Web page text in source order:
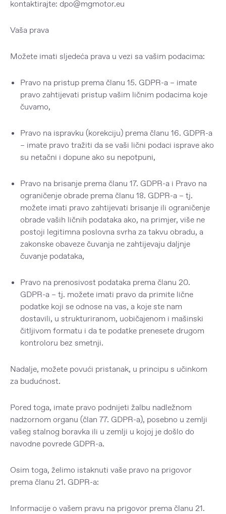
kontaktirajte: dpo@mgmotor.eu
Vaša prava
Možete imati sljedeća prava u vezi sa vašim podacima:
Pravo na pristup prema članu 15. GDPR-a – imate
pravo zahtijevati pristup vašim ličnim podacima koje
čuvamo,
Pravo na ispravku (korekciju) prema članu 16. GDPR-a
– imate pravo tražiti da se vaši lični podaci isprave ako
su netačni i dopune ako su nepotpuni,
Pravo na brisanje prema članu 17. GDPR-a i Pravo na
ograničenje obrade prema članu 18. GDPR-a – tj.
možete imati pravo zahtijevati brisanje ili ograničenje
obrade vaših ličnih podataka ako, na primjer, više ne
postoji legitimna poslovna svrha za takvu obradu, a
zakonske obaveze čuvanja ne zahtijevaju daljnje
čuvanje podataka,
Pravo na prenosivost podataka prema članu 20.
GDPR-a – tj. možete imati pravo da primite lične
podatke koji se odnose na vas, a koje ste nam
dostavili, u strukturiranom, uobičajenom i mašinski
čitljivom formatu i da te podatke prenesete drugom
kontroloru bez smetnji.
Nadalje, možete povući pristanak, u principu s učinkom
za budućnost.
Pored toga, imate pravo podnijeti žalbu nadležnom
nadzornom organu (član 77. GDPR-a), posebno u zemlji
vašeg stalnog boravka ili u zemlji u kojoj je došlo do
navodne povrede GDPR-a.
Osim toga, želimo istaknuti vaše pravo na prigovor
prema članu 21. GDPR-a:
Informacije o vašem pravu na prigovor prema članu 21.